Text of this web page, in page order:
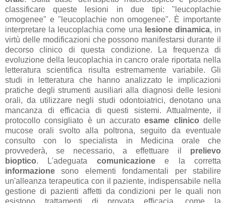
classificare queste lesioni in due tipi: "leucoplachie
omogenee" e "leucoplachie non omogenee". È importante
interpretare la leucoplachia come una lesione dinamica, in
virtù delle modificazioni che possono manifestarsi durante il
decorso clinico di questa condizione. La frequenza di
evoluzione della leucoplachia in cancro orale riportata nella
letteratura scientifica risulta estremamente variabile. Gli
studi in letteratura che hanno analizzato le implicazioni
pratiche degli strumenti ausiliari alla diagnosi delle lesioni
orali, da utilizzare negli studi odontoiatrici, denotano una
mancanza di efficacia di questi sistemi. Attualmente, il
protocollo consigliato è un accuratoesame clinico delle
mucose orali svolto alla poltrona, seguito da eventuale
consulto con lo specialista in Medicina orale che
provvederà, se necessario, a effettuare il prelievo
bioptico. L'adeguata comunicazionee la corretta
informazione sono elementi fondamentali per stabilire
un'alleanza terapeutica con il paziente, indispensabile nella
gestione di pazienti affetti da condizioni per le quali non
esistono trattamenti di provata efficacia, come la